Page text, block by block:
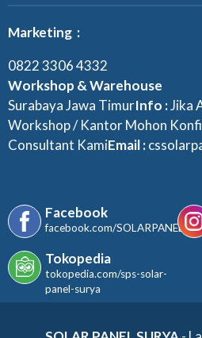
Marketing :
0822 3306 4332
Workshop & Warehouse
Surabaya Jawa TimurInfo :Jika
Workshop / Kantor Mohon
Consultant KamiEmail :
Facebook
facebook.com/
Tokopedia
tokopedia.com/sps-solar-
panel-surya